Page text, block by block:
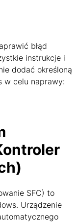
błąd
instrukcje i
dodać określoną
w celu naprawy:
SFC) to
Urządzenie